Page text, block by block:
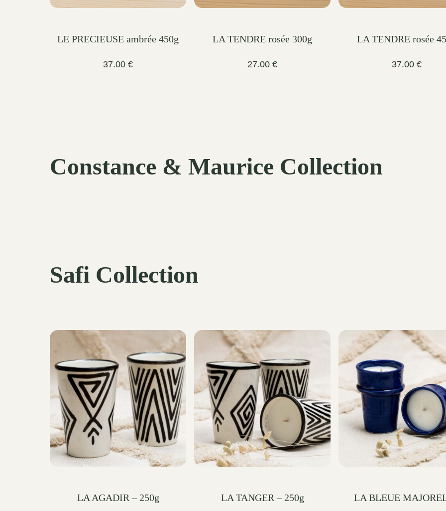
LE PRECIEUSE ambrée 450g
37.00 €
LA TENDRE rosée 300g
27.00 €
LA TENDRE rosée
37.00 €
Constance & Maurice Collection
Safi Collection
LA AGADIR – 250g LA TANGER – 250g LA BLEUE